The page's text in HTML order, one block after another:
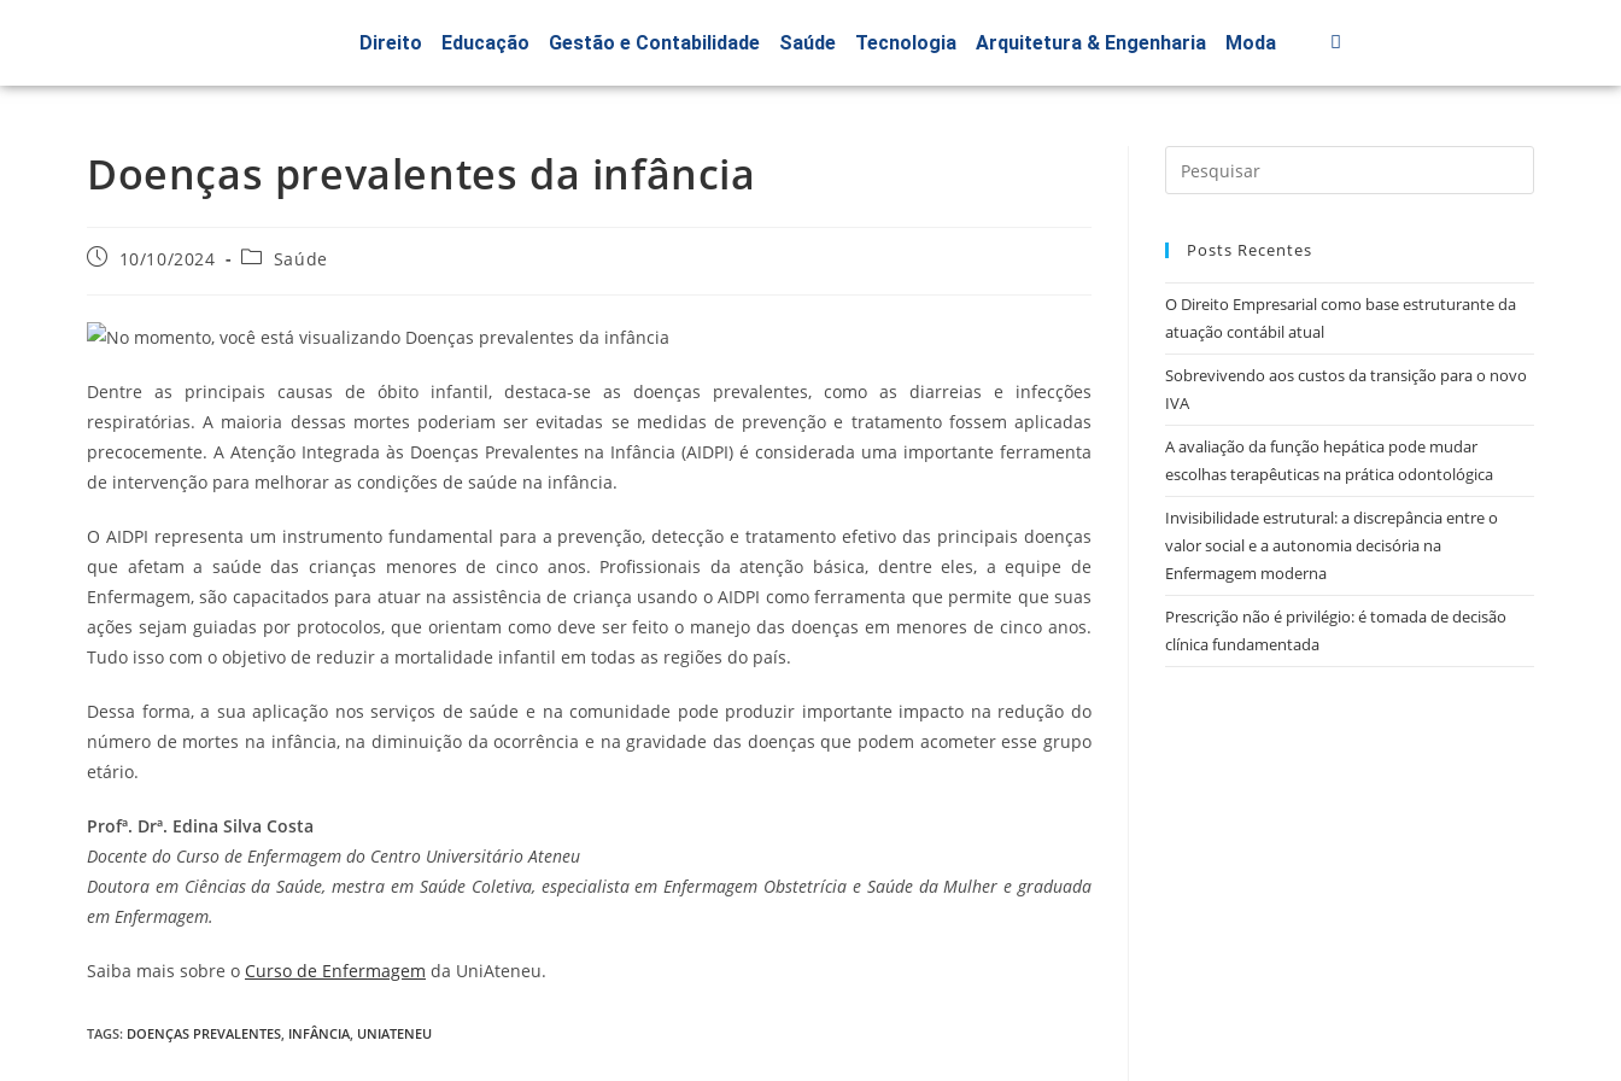
Direito Educação Gestão e Contabilidade Saúde Tecnologia Arquitetura & Engenharia Moda
Doenças prevalentes da infância
10/10/2024 Saúde
Dentre as principais causas de óbito infantil, destaca-se as doenças prevalentes, como as diarreias e infecções
respiratórias. A maioria dessas mortes poderiam ser evitadas se medidas de prevenção e tratamento fossem aplicadas
precocemente. A Atenção Integrada às Doenças Prevalentes na Infância (AIDPI) é considerada uma im­portante ferramenta
de intervenção para melhorar as condições de saúde na infância.
O AIDPI representa um instrumento fundamental para a prevenção, detecção e tratamento efetivo das principais doenças
que afetam a saúde das crianças menores de cinco anos. Profissionais da atenção básica, dentre eles, a equipe de
Enfermagem, são capacitados para atuar na assistência de criança usando o AIDPI como ferramenta que permite que suas
ações sejam guiadas por protocolos, que orientam como deve ser feito o manejo das doenças em menores de cinco anos.
Tudo isso com o objetivo de reduzir a mortalidade infantil em todas as regiões do país.
Dessa forma, a sua aplicação nos serviços de saúde e na comunidade pode produzir importante impacto na redução do
número de mortes na infância, na diminuição da ocorrência e na gravidade das doenças que podem acometer esse grupo
etário.
Profª. Drª. Edina Silva Costa
Docente do Curso de Enfermagem do Centro Universitário Ateneu
Doutora em Ciências da Saúde, mestra em Saúde Coletiva, especialista em Enfermagem Obstetrícia e Saúde da Mulher e graduada
em Enfermagem.
Saiba mais sobre o Curso de Enfermagem da UniAteneu.
TAGS: DOENÇAS PREVALENTES, INFÂNCIA, UNIATENEU
Posts Recentes
O Direito Empresarial como base estruturante da
atuação contábil atual
Sobrevivendo aos custos da transição para o novo
IVA
A avaliação da função hepática pode mudar
escolhas terapêuticas na prática odontológica
Invisibilidade estrutural: a discrepância entre o
valor social e a autonomia decisória na
Enfermagem moderna
Prescrição não é privilégio: é tomada de decisão
clínica fundamentada